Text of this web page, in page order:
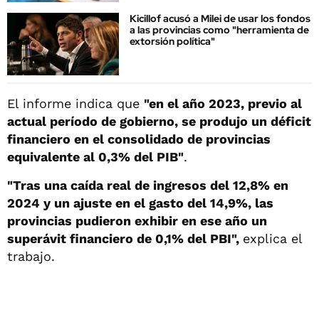
Kicillof acusó a Milei de usar los fondos
a las provincias como "herramienta de
extorsión política"
El informe indica que "en el año 2023, previo al
actual período de gobierno, se produjo un déficit
financiero en el consolidado de provincias
equivalente al 0,3% del PIB".
"Tras una caída real de ingresos del 12,8% en
2024 y un ajuste en el gasto del 14,9%, las
provincias pudieron exhibir en ese año un
superávit financiero de 0,1% del PBI", explica el
trabajo.